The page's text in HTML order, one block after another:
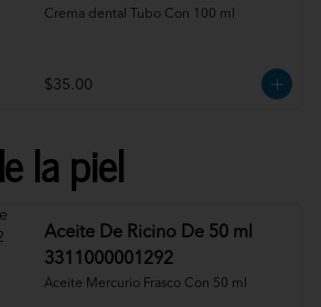
7501035911031
Crema dental Tubo Con 100 ml
$35.00
la piel
Aceite De Ricino De 50 ml
3311000001292
Aceite Mercurio Frasco Con 50 ml